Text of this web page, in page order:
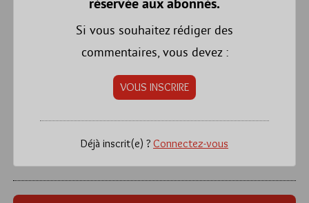
réservée aux abonnés.
Si vous souhaitez rédiger des
commentaires, vous devez :
VOUS INSCRIRE
Déjà inscrit(e) ? Connectez-vous